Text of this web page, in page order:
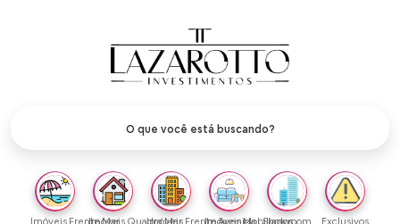
Imóveis Frente MarImóveis Quadra MarImóveis Frente Avenida
Imóveis Mobiliados
Showroom Exclusivos